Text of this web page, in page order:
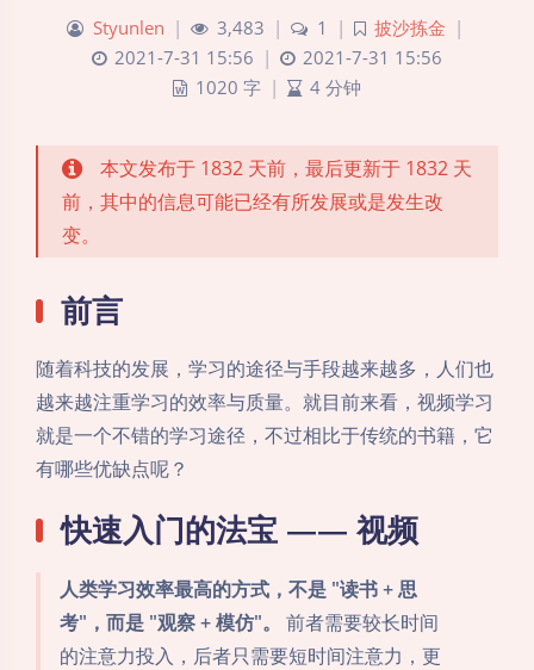
Styunlen | 3,483 | 1 | 披沙拣金 |
2021-7-31 15:56 |
2021-7-31 15:56
1020 字 | 4 分钟
本文发布于 1832 天前，最后更新于 1832 天
前，其中的信息可能已经有所发展或是发生改
变。
前言
随着科技的发展，学习的途径与手段越来越多，人们也
越来越注重学习的效率与质量。就目前来看，视频学习
就是一个不错的学习途径，不过相比于传统的书籍，它
有哪些优缺点呢？
快速入门的法宝 —— 视频
人类学习效率最高的方式，不是 "读书 + 思
考"，而是 "观察 + 模仿"。
前者需要较长时间
的注意力投入，后者只需要短时间注意力，更